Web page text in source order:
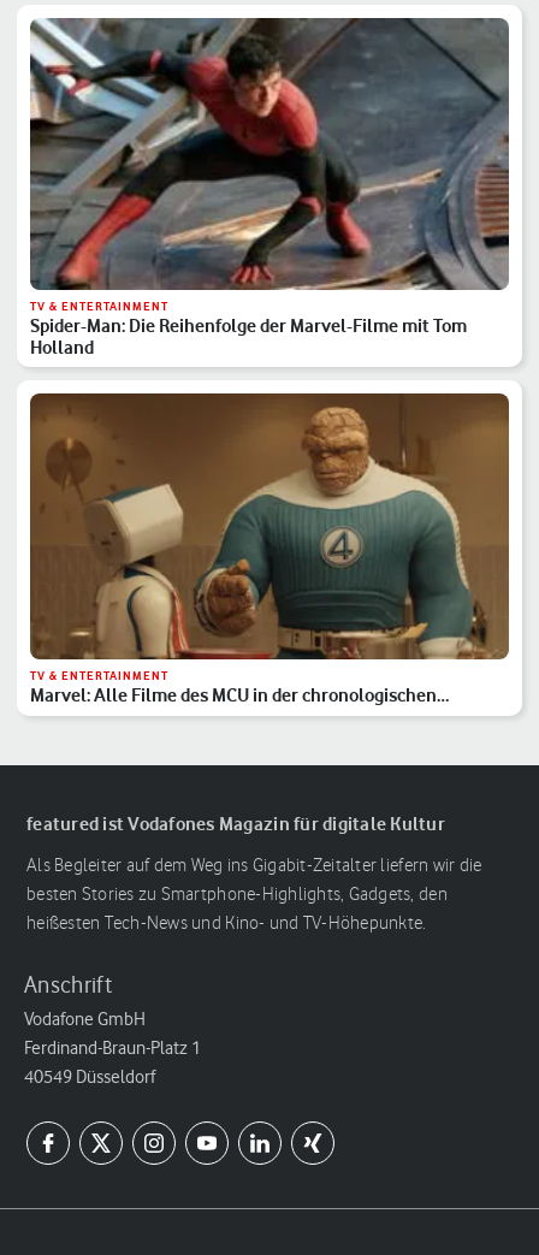
TV & ENTERTAINMENT
Spider-Man: Die Reihenfolge der Marvel-Filme mit Tom
Holland
TV & ENTERTAINMENT
Marvel: Alle Filme des MCU in der chronologischen
Reihenfolge
featured ist Vodafones Magazin für digitale Kultur
Als Begleiter auf dem Weg ins Gigabit-Zeitalter liefern wir die
besten Stories zu Smartphone-Highlights, Gadgets, den
heißesten Tech-News und Kino- und TV-Höhepunkte.
Anschrift
Vodafone GmbH
Ferdinand-Braun-Platz 1
40549 Düsseldorf